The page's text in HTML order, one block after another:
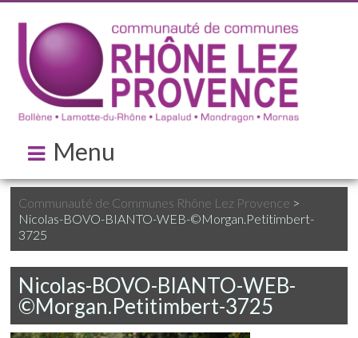
Menu
Communauté de Communes Rhône Lez Provence >
Nicolas-BOVO-BIANTO-WEB-©Morgan.Petitimbert-
3725
Nicolas-BOVO-BIANTO-WEB-
©Morgan.Petitimbert-3725